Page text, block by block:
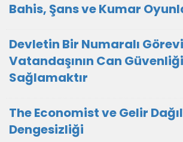
Bahis, Şans ve Kumar
Devletin Bir Numaralı Görevi
Vatandaşının Can
Sağlamaktır
The Economist ve Gelir
Dengesizliği